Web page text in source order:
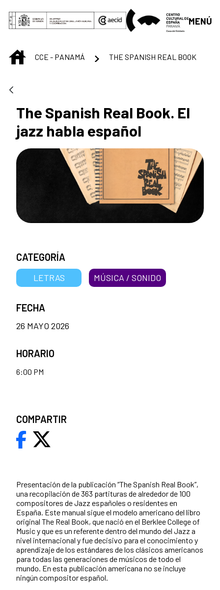
Saltar al contenido principal
MENÚ
INICIOCCE - PANAMÁ THE SPANISH REAL BOOK
The Spanish Real Book. El
jazz habla español
Presentación de la publicación “The Spanish Real Book”,
una recopilación de 363 partituras de alrededor de 100
compositores de Jazz españoles o residentes en
España. Este manual sigue el modelo americano del libro
original The Real Book, que nació en el Berklee College of
Music y que es un referente dentro del mundo del Jazz a
nivel internacional y fue decisivo para el conocimiento y
aprendizaje de los estándares de los clásicos americanos
para todas las generaciones de músicos de todo el
mundo. En esta publicación americana no se incluye
ningún compositor español.
CATEGORÍA
LETRAS MÚSICA / SONIDO
FECHA
26 MAYO 2026
HORARIO
6:00 PM
COMPARTIR